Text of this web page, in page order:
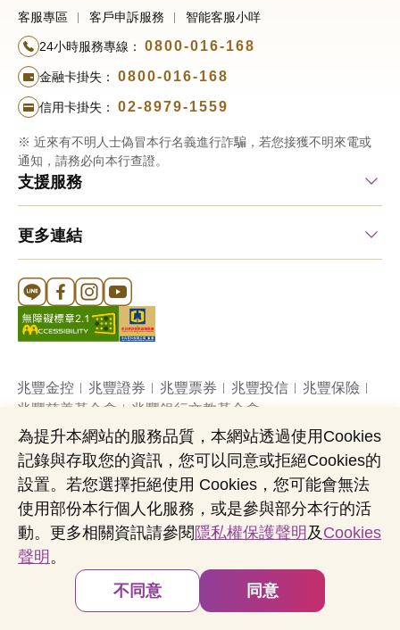
客服專區 客戶申訴服務 智能客服小咩
24小時服務專線： 0800-016-168
金融卡掛失： 0800-016-168
信用卡掛失： 02-8979-1559
※ 近來有不明人士偽冒本行名義進行詐騙，若您接獲不明來電或
通知，請務必向本行查證。
支援服務
更多連結
Line 官方帳號
FB 官方帳號
Instagram 官方帳號
YouTube 官方帳號
兆豐金控 兆豐證券 兆豐票券 兆豐投信
兆豐保險
兆豐慈善基金會
兆豐銀行文教基金會
網站導覽 法定公開揭露事項
機構投資人盡職治理
隱私權聲明
共同行銷專區 國內外幣清算
營業人：兆豐國際商業銀行股份有限公司
營利事業統一編號：03705903
Copyright © by Mega International Commercial
為提升本網站的服務品質，本網站透過使用Cookies
記錄與存取您的資訊，您可以同意或拒絕Cookies的
設置。若您選擇拒絕使用 Cookies，您可能會無法
使用部份本行個人化服務，或是參與部分本行的活
動。更多相關資訊請參閱 隱私權保護聲明 及 Cookies
聲明 。
不同意
同意